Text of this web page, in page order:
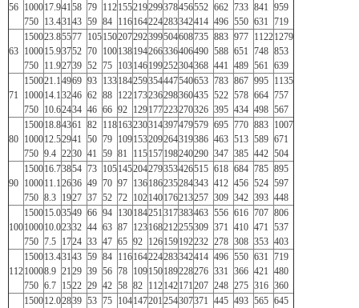
56 1000
750
17.9
13.4
41
31
58
43
79
59
112
84
155
116
219
164
299
224
378
283
456
342
552
414
662
496
733
550
841
631
959
719
63
1500
1000
750
23.8
15.9
11.9
55
37
27
77
52
39
105
70
52
150
100
75
207
138
103
292
194
146
399
266
199
504
336
252
608
406
304
735
490
368
883
588
441
977
651
489
1122
748
561
1279
853
639
71
1500
1000
750
21.1
14.1
10.6
49
32
24
69
46
34
93
62
46
133
88
66
184
122
92
259
173
129
354
236
177
447
298
223
540
360
270
653
435
326
783
522
395
867
578
434
995
664
498
1135
757
567
80
1500
1000
750
18.8
12.5
9.4
43
29
22
61
41
30
82
50
41
118
79
59
163
109
81
230
153
115
314
209
157
397
264
198
479
319
240
579
386
290
695
463
347
770
513
385
883
589
442
1007
671
504
90
1500
1000
750
16.7
11.1
8.3
38
26
19
54
36
27
73
49
37
105
70
52
145
97
72
204
136
102
279
186
140
353
235
176
426
284
213
515
343
257
618
412
309
684
456
342
785
524
393
895
597
448
100
1500
1000
750
15.0
10.0
7.5
35
23
17
49
32
24
66
44
33
94
63
47
130
87
65
184
123
92
251
168
126
317
212
159
383
255
192
463
309
232
556
371
278
616
410
308
707
471
353
806
537
403
112
1500
1000
750
13.4
8.9
6.7
31
21
15
43
29
22
59
39
29
84
56
42
116
78
58
164
109
82
224
150
112
283
189
142
342
228
171
414
276
207
496
331
248
550
366
275
631
421
316
719
480
360
150012.02839 53 75 104147201254307371 445 493 565 645